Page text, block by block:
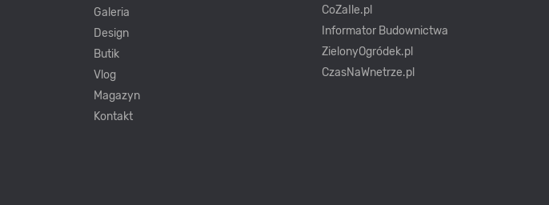
CoZaIle.pl
Informator Budownictwa
ZielonyOgródek.pl
CzasNaWnetrze.pl
Galeria
Design
Butik
Vlog
Magazyn
Kontakt